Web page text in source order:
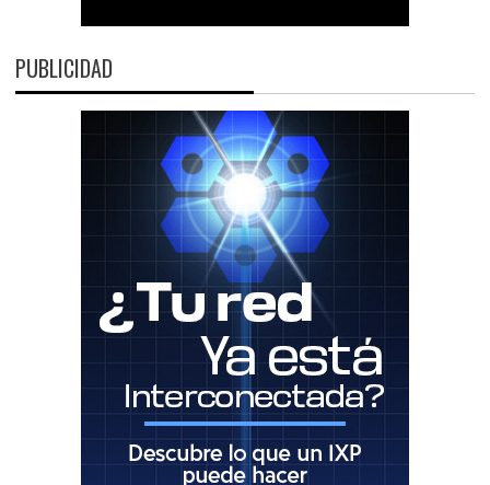
PUBLICIDAD